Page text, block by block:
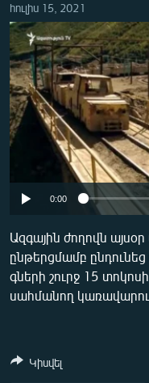
ՂԱՐԱԲԱՂ
ՊԱՏԵՐԱԶՄԻ 6
ՏԱՐԱԾԱՇՐՋԱՆ
ՄԻՋԱԶԳԱՅԻՆ
ՄՇԱԿՈՒՅԹ
ՄԵԿՆԱԲԱՆՈՒԹՅՈՒՆ
ՏՏ ԵՒ ԻՆՏԵՐՆԵՏ
ԿՈՐՈՆԱՎԻՐՈՒՍ
ԱՐԽԻՎ
ՁԳՏԵԼՈՎ
հուլիս 15, 2021
Auto
No media
0:00
Ազգային ժողովն
ընթերցմամբ
գների շուրջ 15
սահմանող
Կիսվել